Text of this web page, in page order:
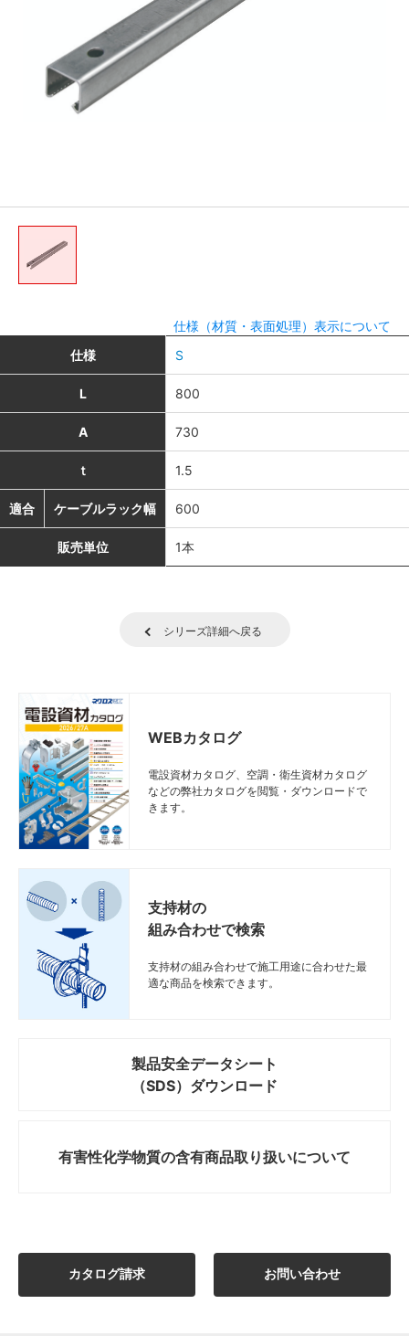
仕様（材質・表面処理）表示について
仕様
S
L 800
A 730
ｔ 1.5
適合 ケーブルラック幅 600
販売単位 1本
シリーズ詳細へ戻る
WEBカタログ
電設資材カタログ、空調・衛生資材カタログ
などの弊社カタログを閲覧・ダウンロードで
きます。
支持材の
組み合わせで検索
支持材の組み合わせで施工用途に合わせた最
適な商品を検索できます。
製品安全データシート
（SDS）ダウンロード
有害性化学物質の含有商品取り扱いについて
カタログ請求 お問い合わせ